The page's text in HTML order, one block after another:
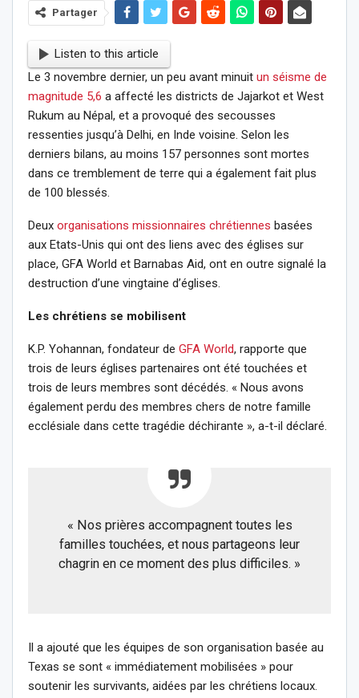
Partager
Listen to this article
Le 3 novembre dernier, un peu avant minuit un séisme de
magnitude 5,6 a affecté les districts de Jajarkot et West
Rukum au Népal, et a provoqué des secousses
ressenties jusqu’à Delhi, en Inde voisine. Selon les
derniers bilans, au moins 157 personnes sont mortes
dans ce tremblement de terre qui a également fait plus
de 100 blessés.
Deux organisations missionnaires chrétiennes basées
aux Etats-Unis qui ont des liens avec des églises sur
place, GFA World et Barnabas Aid, ont en outre signalé la
destruction d’une vingtaine d’églises.
Les chrétiens se mobilisent
K.P. Yohannan, fondateur de GFA World, rapporte que
trois de leurs églises partenaires ont été touchées et
trois de leurs membres sont décédés. « Nous avons
également perdu des membres chers de notre famille
ecclésiale dans cette tragédie déchirante », a-t-il déclaré.
« Nos prières accompagnent toutes les
familles touchées, et nous partageons leur
chagrin en ce moment des plus difficiles. »
Il a ajouté que les équipes de son organisation basée au
Texas se sont « immédiatement mobilisées » pour
soutenir les survivants, aidées par les chrétiens locaux.